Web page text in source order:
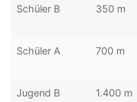
Schüler B 350 m
Schüler A 700 m
Jugend B 1.400 m